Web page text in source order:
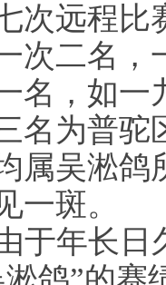
次远程比
次二名，
名，如一
名为普驼
属吴淞鸽
一斑。
于年长日